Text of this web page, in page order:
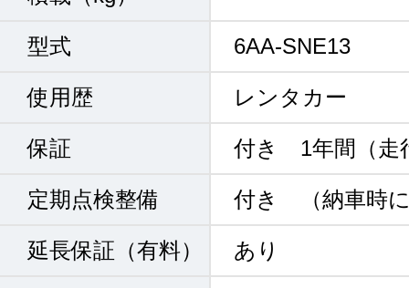
型式 6AA-SNE13
使用歴 レンタカー
保証 付き 1年間（走
定期点検整備 付き （納車時
延長保証（有料） あり